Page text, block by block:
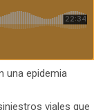
una epidemia
viales que